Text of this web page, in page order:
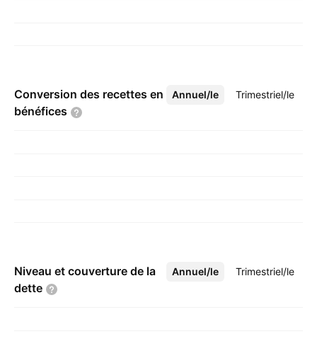
Conversion des recettes en
bénéfices
Annuel/le Trimestriel/le
Plus
Niveau et couverture de la
dette
Annuel/le Trimestriel/le
Plus